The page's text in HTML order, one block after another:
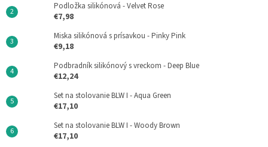
Podložka silikónová - Velvet Rose
€7,98
Miska silikónová s prísavkou - Pinky Pink
€9,18
Podbradník silikónový s vreckom - Deep Blue
€12,24
Set na stolovanie BLW I - Aqua Green
€17,10
Set na stolovanie BLW I - Woody Brown
€17,10